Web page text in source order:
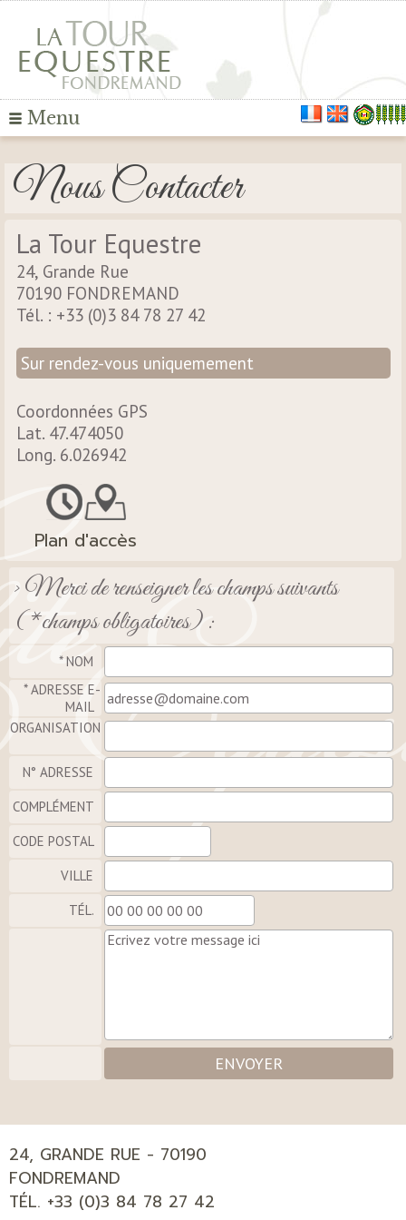
Menu
Nous Contacter
La Tour Equestre
24, Grande Rue
70190 FONDREMAND
Tél. : +33 (0)3 84 78 27 42
Sur rendez-vous uniquemement
Coordonnées GPS
Lat. 47.474050
Long. 6.026942
Plan d'accès
> Merci de renseigner les champs suivants
(*champs obligatoires) :
*NOM
*ADRESSE E-
MAIL
ORGANISATION
N° ADRESSE
COMPLÉMENT
CODE POSTAL
VILLE
TÉL.
ENVOYER
24, GRANDE RUE - 70190
FONDREMAND
TÉL. +33 (0)3 84 78 27 42